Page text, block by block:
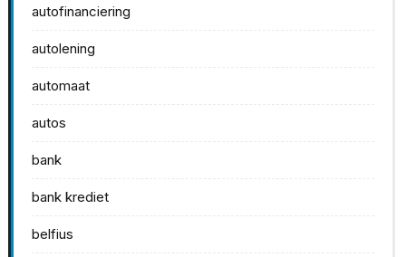
autofinanciering
autolening
automaat
autos
bank
bank krediet
belfius